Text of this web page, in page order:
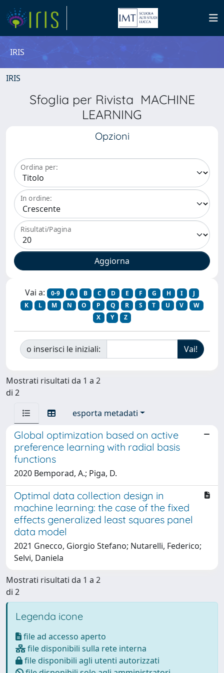
IRIS
IRIS
Sfoglia per Rivista MACHINE
LEARNING
Opzioni
Ordina per:
In ordine:
Risultati/Pagina
Vai a: 0-9 A B C D E F G H I
J
K
L M N O P Q R S T U V
W
X
Y Z
o inserisci le iniziali:
Mostrati risultati da 1 a 2
di 2
esporta metadati
Global optimization based on active
preference learning with radial basis
functions
2020 Bemporad, A.; Piga, D.
Optimal data collection design in
machine learning: the case of the fixed
effects generalized least squares panel
data model
2021 Gnecco, Giorgio Stefano; Nutarelli, Federico;
Selvi, Daniela
Mostrati risultati da 1 a 2
di 2
Legenda icone
file ad accesso aperto
file disponibili sulla rete interna
file disponibili agli utenti autorizzati